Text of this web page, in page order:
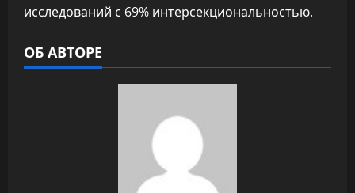
исследований с 69% интерсекциональностью.
ОБ АВТОРЕ